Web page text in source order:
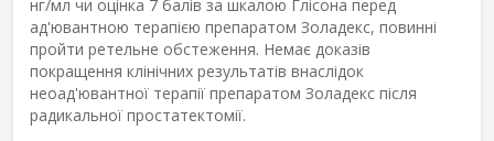
нг/мл чи оцінка 7 балів за шкалою Глісона перед
ад'ювантною терапією препаратом Золадекс, повинні
пройти ретельне обстеження. Немає доказів
покращення клінічних результатів внаслідок
неоад'ювантної терапії препаратом Золадекс після
радикальної простатектомії.